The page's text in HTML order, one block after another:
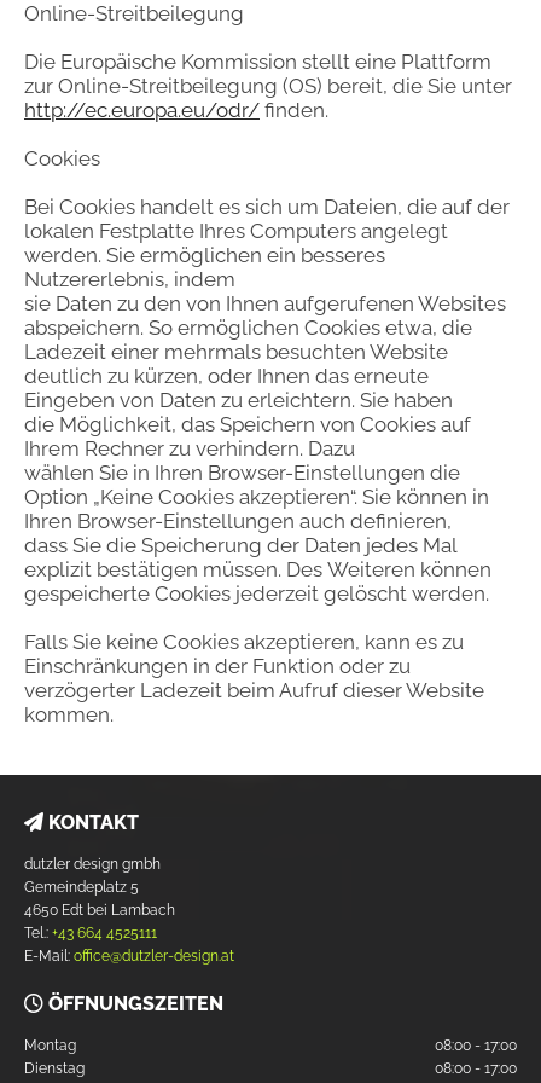
Online-Streitbeilegung
Die Europäische Kommission stellt eine Plattform
zur Online-Streitbeilegung (OS) bereit, die Sie unter
http://ec.europa.eu/odr/ finden.
Cookies
Bei Cookies handelt es sich um Dateien, die auf der
lokalen Festplatte Ihres Computers angelegt
werden. Sie ermöglichen ein besseres
Nutzererlebnis, indem
sie Daten zu den von Ihnen aufgerufenen Websites
abspeichern. So ermöglichen Cookies etwa, die
Ladezeit einer mehrmals besuchten Website
deutlich zu kürzen, oder Ihnen das erneute
Eingeben von Daten zu erleichtern. Sie haben
die Möglichkeit, das Speichern von Cookies auf
Ihrem Rechner zu verhindern. Dazu
wählen Sie in Ihren Browser-Einstellungen die
Option „Keine Cookies akzeptieren“. Sie können in
Ihren Browser-Einstellungen auch definieren,
dass Sie die Speicherung der Daten jedes Mal
explizit bestätigen müssen. Des Weiteren können
gespeicherte Cookies jederzeit gelöscht werden.
Falls Sie keine Cookies akzeptieren, kann es zu
Einschränkungen in der Funktion oder zu
verzögerter Ladezeit beim Aufruf dieser Website
kommen.
 KONTAKT
dutzler design gmbh
Gemeindeplatz 5
4650 Edt bei Lambach
Tel.: +43 664 4525111
E-Mail: office@dutzler-design.at
 ÖFFNUNGSZEITEN
Montag
08:00 - 17:00
Dienstag
08:00 - 17:00